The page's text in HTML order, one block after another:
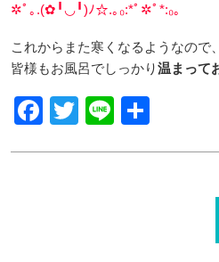
✲ﾟ｡.(✿╹◡╹)ﾉ☆.｡₀:*ﾟ✲ﾟ*:₀｡
これからまた寒くなるようなので、
皆様もお風呂でしっかり温まって
F
T
Li